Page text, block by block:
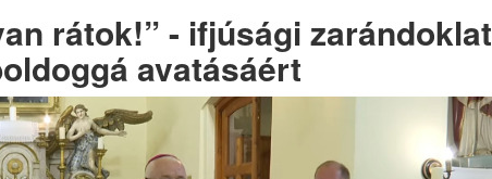
rátok!” - ifjúsági zarándoklat
avatásáért